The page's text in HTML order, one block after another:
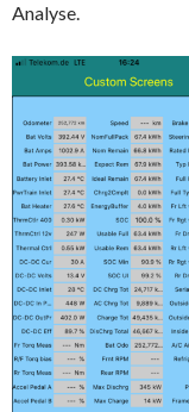
Analyse.